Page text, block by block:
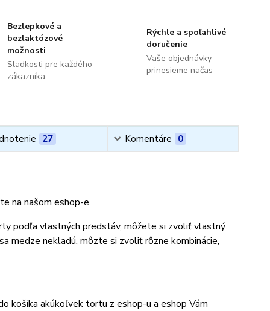
Bezlepkové a
bezlaktózové
možnosti
Sladkosti pre každého
zákazníka
Rýchle a spoľahlivé
doručenie
Vaše objednávky
prinesieme načas
27 Komentáre 0
na našom eshop-e.
podľa vlastných predstáv, môžete si zvoliť vlastný
medze nekladú, môzte si zvoliť rôzne kombinácie,
košíka akúkoľvek tortu z eshop-u a eshop Vám